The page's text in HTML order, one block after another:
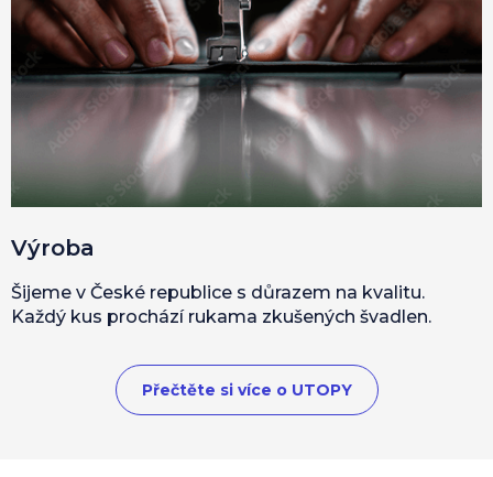
Výroba
Šijeme v České republice s důrazem na kvalitu.
Každý kus prochází rukama zkušených švadlen.
Přečtěte si více o UTOPY